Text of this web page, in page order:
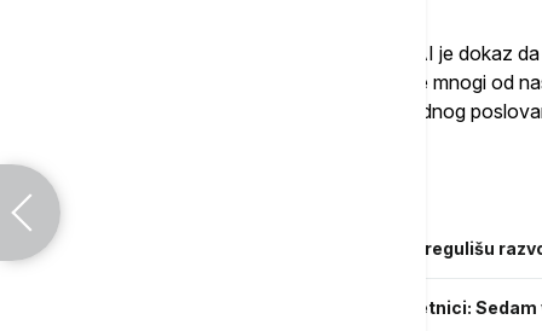
Tehnologija koju obećava kompanija Air AI je dokaz
zameniti na radnom mestu – strah koji dele mnogi od
Somroa, profesora održivosti i međunarodnog
Najveće tehnološke kompanije žele da regulišu
Razvoj veštačke inteligencije na prekretnici: